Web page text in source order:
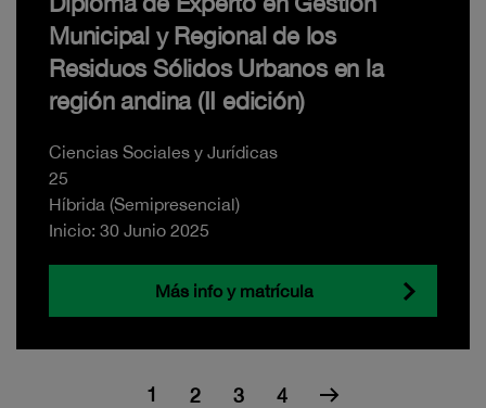
Municipal y Regional de los
Residuos Sólidos Urbanos en la
región andina (II edición)
Ciencias Sociales y Jurídicas
25
Híbrida (Semipresencial)
Inicio: 30 Junio 2025
Más info y matrícula
1 2 3 4